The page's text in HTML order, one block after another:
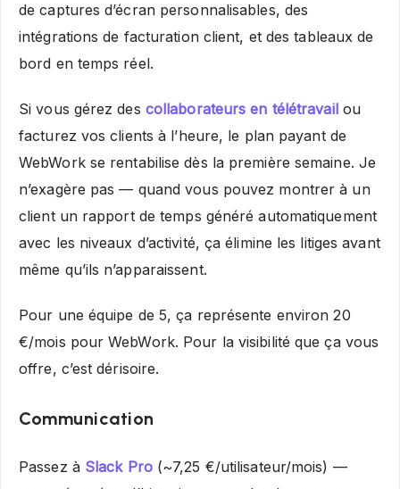
de captures d’écran personnalisables, des
intégrations de facturation client, et des tableaux de
bord en temps réel.
Si vous gérez des collaborateurs en télétravailou
facturez vos clients à l’heure, le plan payant de
WebWork se rentabilise dès la première semaine. Je
n’exagère pas — quand vous pouvez montrer à un
client un rapport de temps généré automatiquement
avec les niveaux d’activité, ça élimine les litiges avant
même qu’ils n’apparaissent.
Pour une équipe de 5, ça représente environ 20
€/mois pour WebWork. Pour la visibilité que ça vous
offre, c’est dérisoire.
Communication
Passez à Slack Pro(~7,25 €/utilisateur/mois) —